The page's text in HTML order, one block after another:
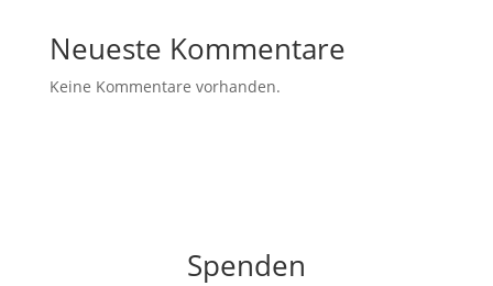
Neueste Kommentare
Keine Kommentare vorhanden.
Spenden